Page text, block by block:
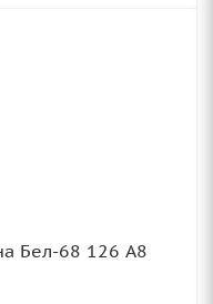
Бел-68 126 А8